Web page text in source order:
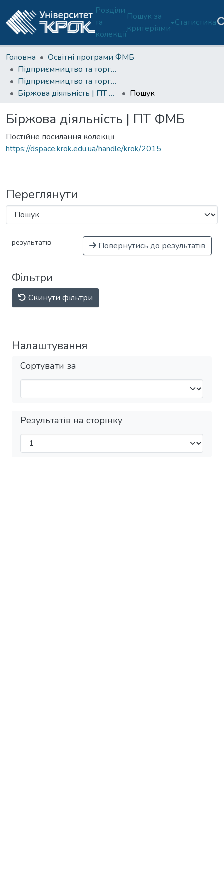
Розділи
та
колекції
Пошук за
критеріями
Статистика
Головна
Освітні програми ФМБ
Підприємництво та торгівля (ОП 076-ФМБ)
Підприємництво та торгівля (ОП 076-ФМБ)-2 курс
Біржова діяльність | ПТ ФМБ
Пошук
Біржова діяльність | ПТ ФМБ
Постійне посилання колекції
https://dspace.krok.edu.ua/handle/krok/2015
Переглянути
результатів Повернутись до результатів
Фільтри
Скинути фільтри
Налаштування
Сортувати за
Результатів на сторінку